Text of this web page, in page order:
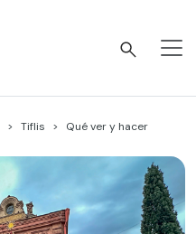
Tiflis Qué ver y hacer